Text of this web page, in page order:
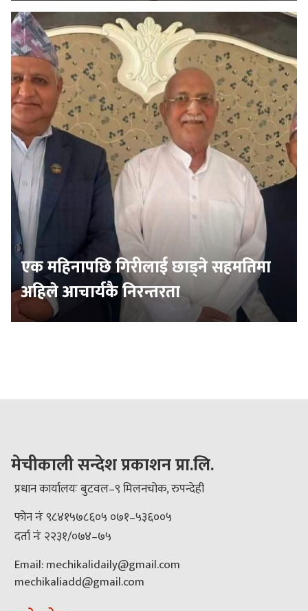
एक महिनापछि गिरीलाई छाड्ने सहमतिमा
अहिले आचार्यकै निरन्तरता
मेचीकाली सन्देश प्रकाशन प्रा.लि.
प्रधान कार्यालयः बुटवल–९ मिलनचोक, रुपन्देही
फोन नंः ९८४१५७८६०५ ०७१–५३६००५
दर्ता नंः २२३१/०७४–७५
Email: mechikalidaily@gmail.com
mechikaliadd@gmail.com